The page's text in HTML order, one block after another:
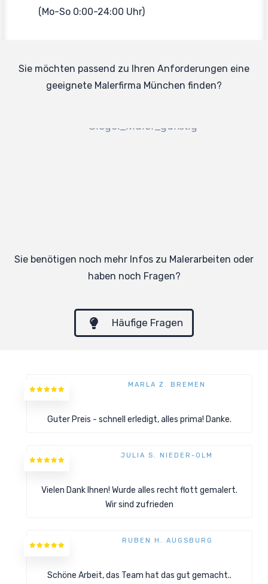
(Mo-So 0:00-24:00 Uhr)
Sie möchten passend zu Ihren Anforderungen eine
geeignete Malerfirma München finden?
Sie benötigen noch mehr Infos zu Malerarbeiten oder
haben noch Fragen?
Häufige Fragen
MARLA Z. BREMEN
Guter Preis - schnell erledigt, alles prima! Danke.
JULIA S. NIEDER-OLM
Vielen Dank Ihnen! Wurde alles recht flott gemalert.
Wir sind zufrieden
RUBEN H. AUGSBURG
Schöne Arbeit, das Team hat das gut gemacht..